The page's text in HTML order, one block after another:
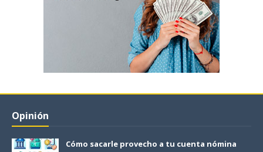
Opinión
Cómo sacarle provecho a tu cuenta nómina